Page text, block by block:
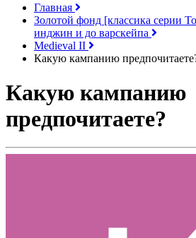
Главная
Золотой фонд [классика серии
инджин и до варскейпа
Medieval II
Какую кампанию
Какую кампанию
предпочитаете?